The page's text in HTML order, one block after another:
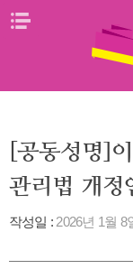
Skip
[공동성명]
관리법 개정
작성일 : 2026년 1월 8